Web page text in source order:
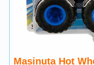
Masinuta Hot